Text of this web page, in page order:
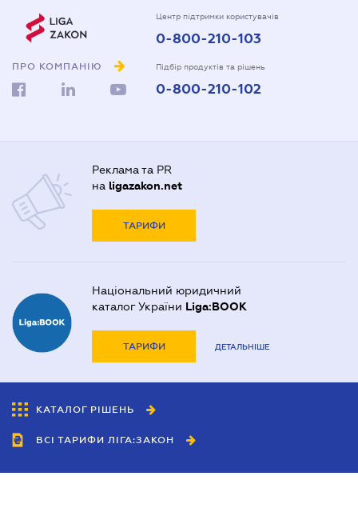
ПРО КОМПАНІЮ
Центр підтримки користувачів
0-800-210-103
Підбір продуктів та рішень
0-800-210-102
Реклама та PR
на ligazakon.net
ТАРИФИ
Національний юридичний
каталог України Liga:BOOK
ТАРИФИ ДЕТАЛЬНІШЕ
КАТАЛОГ РІШЕНЬ
ВСІ ТАРИФИ ЛІГА:ЗАКОН